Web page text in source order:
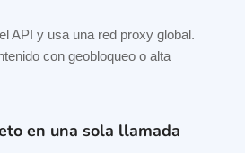
API y usa una red proxy global.
con geobloqueo o alta
en una sola llamada